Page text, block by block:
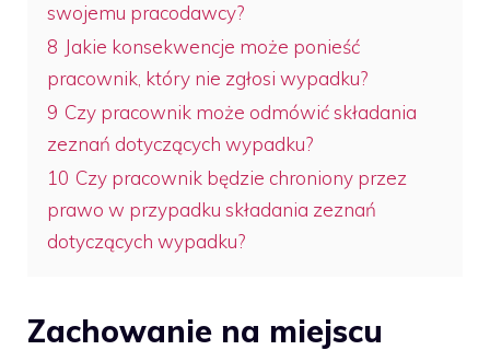
swojemu pracodawcy?
8 Jakie konsekwencje może ponieść
pracownik, który nie zgłosi wypadku?
9 Czy pracownik może odmówić składania
zeznań dotyczących wypadku?
10 Czy pracownik będzie chroniony przez
prawo w przypadku składania zeznań
dotyczących wypadku?
Zachowanie na miejscu